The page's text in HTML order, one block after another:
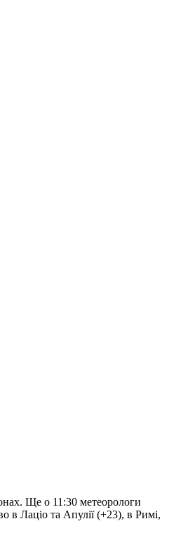
Ще о 11:30 метеорологи
в Лаціо та Апулії (+23), в Римі,